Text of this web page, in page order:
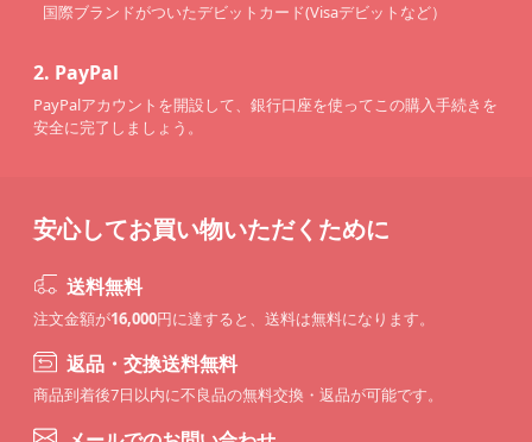
国際ブランドがついたデビットカード(Visaデビットなど）
2. PayPal
PayPalアカウントを開設して、銀行口座を使ってこの購入手続きを
安全に完了しましょう。
安心してお買い物いただくために
送料無料
注文金額が16,000円に達すると、送料は無料になります。
返品・交換送料無料
商品到着後7日以内に不良品の無料交換・返品が可能です。